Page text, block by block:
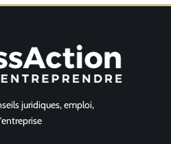
juridiques, emploi,